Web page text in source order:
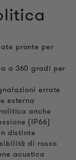
pronte per
a 360 gradi per
errate
esterna
anche
(IP66)
distinte
di rosso
acustica